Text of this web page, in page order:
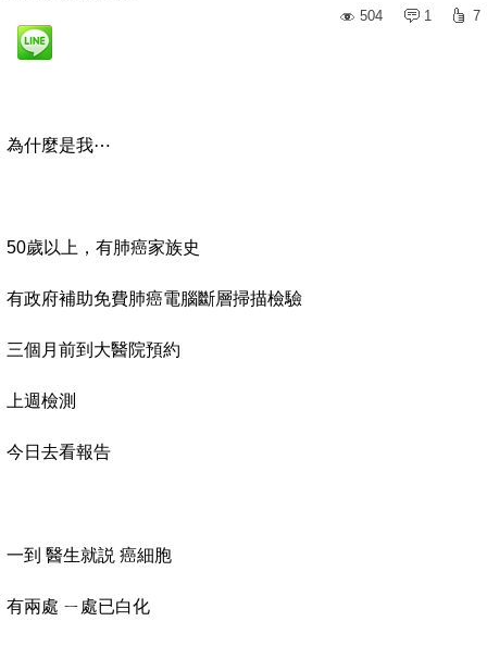
504
1 7
為什麼是我⋯
50歲以上，有肺癌家族史
有政府補助免費肺癌電腦斷層掃描檢驗
三個月前到大醫院預約
上週檢測
今日去看報告
一到 醫生就説 癌細胞
有兩處 ㄧ處已白化